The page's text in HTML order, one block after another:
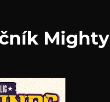
Mighty